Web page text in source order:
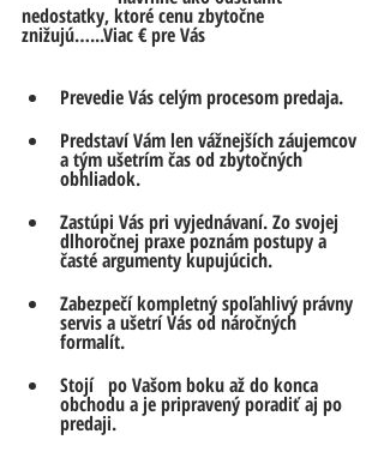
nedostatky, ktoré cenu zbytočne
znižujú…...Viac € pre Vás
Prevedie Vás celým procesom predaja.
Predstaví Vám len vážnejších záujemcov
a tým ušetrím čas od zbytočných
obhliadok.
Zastúpi Vás pri vyjednávaní. Zo svojej
dlhoročnej praxe poznám postupy a
časté argumenty kupujúcich.
Zabezpečí kompletný spoľahlivý právny
servis a ušetrí Vás od náročných
formalít.
Stojí	po Vašom boku až do konca
obchodu a je pripravený poradiť aj po
predaji.